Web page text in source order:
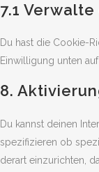
7.1
Du hast die Cookie-
Einwilligung unten
8.
Du kannst deinen
spezifizieren ob
derart einzurichten,